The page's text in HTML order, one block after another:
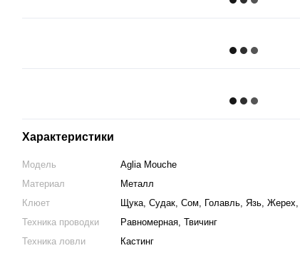
Характеристики
Модель
Aglia Mouche
Материал
Металл
Клюет
Щука, Судак, Сом, Голавль, Язь,
Техника проводки
Равномерная, Твичинг
Техника ловли
Кастинг